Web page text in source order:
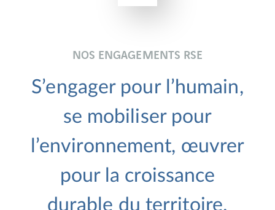
NOS ENGAGEMENTS RSE
S’engager pour l’humain,
se mobiliser pour
l’environnement, œuvrer
pour la croissance
durable du territoire.